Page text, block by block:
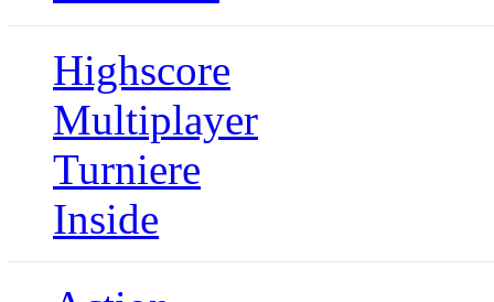
Highscore
Multiplayer
Turniere
Inside